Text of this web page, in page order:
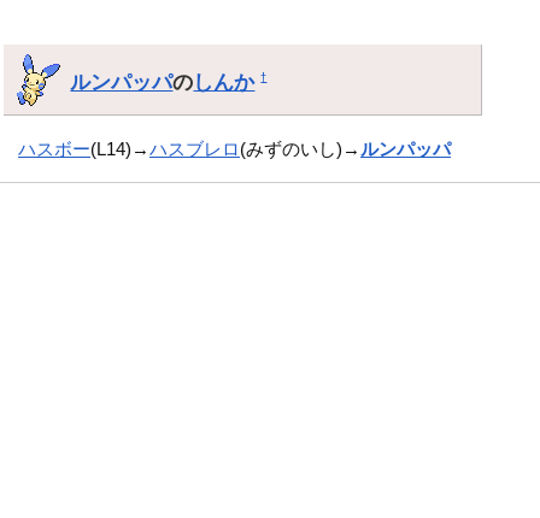
ルンパッパのしんか †
ハスボー(L14)→ハスブレロ(みずのいし)→ ルンパッパ